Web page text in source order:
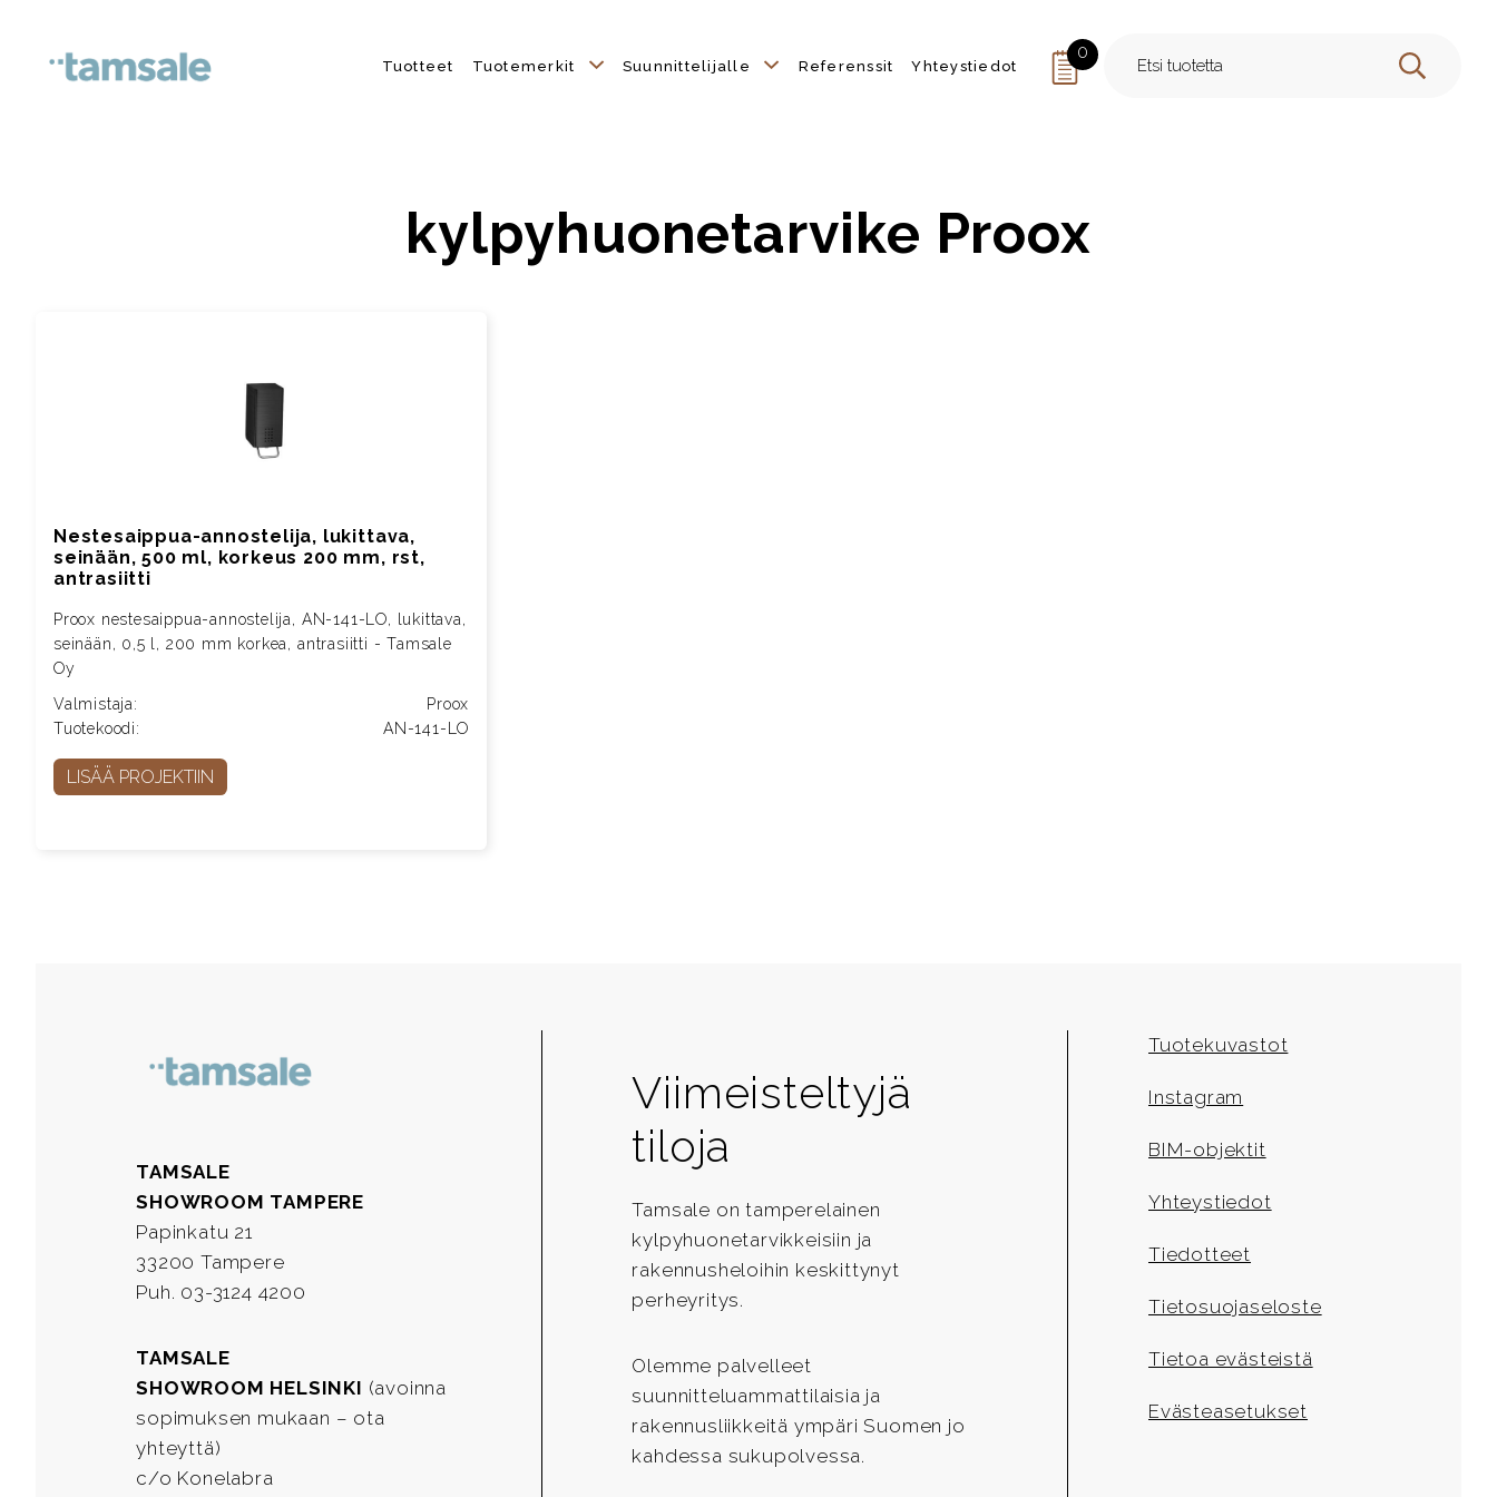
Tuotteet Tuotemerkit Suunnittelijalle Referenssit Yhteystiedot
0
HAE
kylpyhuonetarvike Proox
Nestesaippua-annostelija, lukittava,
seinään, 500 ml, korkeus 200 mm, rst,
antrasiitti
Proox nestesaippua-annostelija, AN-141-LO, lukittava,
seinään, 0,5 l, 200 mm korkea, antrasiitti - Tamsale
Oy
Valmistaja:
Proox
Tuotekoodi:
AN-141-LO
LISÄÄ PROJEKTIIN
TAMSALE
SHOWROOM TAMPERE
Papinkatu 21
33200 Tampere
Puh. 03-3124 4200
TAMSALE
SHOWROOM HELSINKI (avoinna
sopimuksen mukaan – ota
yhteyttä)
c/o Konelabra
Viimeisteltyjä
tiloja
Tamsale on tamperelainen
kylpyhuonetarvikkeisiin ja
rakennusheloihin keskittynyt
perheyritys.
Olemme palvelleet
suunnitteluammattilaisia ja
rakennusliikkeitä ympäri Suomen jo
kahdessa sukupolvessa.
Tuotekuvastot
Instagram
BIM-objektit
Yhteystiedot
Tiedotteet
Tietosuojaseloste
Tietoa evästeistä
Evästeasetukset